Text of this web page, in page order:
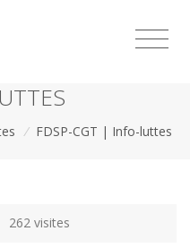
/ FDSP-CGT | Info-luttes
262 visites